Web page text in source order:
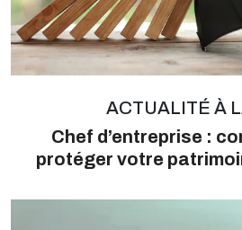
ACTUALITÉ À
Chef d’entreprise :
protéger votre